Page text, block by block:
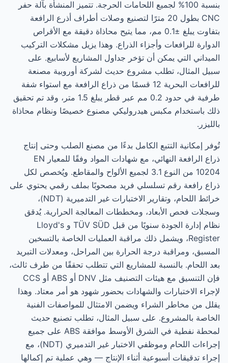
بنسبة 100% لجميع اللحامات الحرجة. تتميز المنشأة بآلة حفر
CNC بطول 20 مترًا لتصنيع وصلات أطراف أذرع الرافعة
بتفاوت يبلغ ±0.1 مم، مما يتيح محاذاة دقيقة مع الأقراص
الدوارة للرافعات وأجزاء الذراع. وهذا يزيل مشكلات التركيب
الميداني التي يمكن أن تؤخر جداول المشاريع لأسابيع. على
سبيل المثال، تطلب مشروع حديث لشركة أوروبية مصنعة
للرافعات البحرية 12 قسمًا من ذراع الرافعة مع استواء شفة
طرفية في حدود 0.2 مم عبر قطر يبلغ 1.5 متر، وقد تم تحقيق
ذلك باستخدام مكبس هيدروليكي مصنوع خصيصًا ونظام محاذاة
بالليزر.
تُوفر إمكانية التتبع الكامل بدءًا من مصنع الصلب وحتى إنتاج
ذراع الرافعة النهائي، مع شهادات المواد وفقًا للمعيار EN
10204 من النوع 3.1 لجميع الألواح والمقاطع. ويُخصص لكل
ذراع رافعة رقم تسلسلي فريد مصحوبًا بملف رقمي يحتوي على
خرائط اللحام، وتقارير الاختبارات غير التدميرية (NDT)،
وسجلات فحص الأبعاد، ومخططات المعالجة الحرارية. يُدقق
نظام إدارة الجودة سنويًا من قبل TÜV SÜD و Lloyd's
Register، ويشمل ذلك مراقبة العمليات الخاصة بالتسخين
المسبق، ومراقبة درجة الحرارة بين المراحل، ومعدلات التبريد
بعد اللحام. بالنسبة للمشاريع التي تتطلب تحققًا من طرف ثالث،
فإن التنسيق مع هيئات التصنيف مثل DNV أو ABS أو CCS
لإجراء الاختبارات والشهادات بحضور شهود هو أمر معتاد. وهذا
يقلل من مخاطر الشراء ويضمن الامتثال للمواصفات الفنية
الخاصة بالمشروع. على سبيل المثال، تطلب تصنيع حديث
لمحطة نفطية في الشرق الأوسط موافقة ABS على جميع
إجراءات اللحام وموظفي الاختبار غير التدميري (NDT)، مع
إجراء تدقيقات أسبوعية أثناء الإنتاج — وهي عملية تم إكمالها